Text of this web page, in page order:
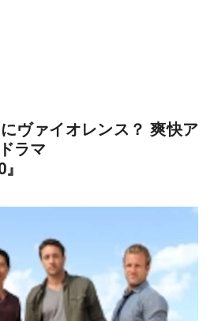
ヴァイオレンス？ 爽快ア
ラマ